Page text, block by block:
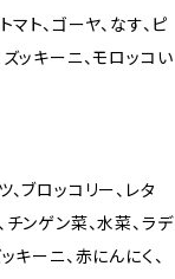
マト、ゴーヤ、なす、ピ
ズッキーニ、モロッコい
ブロッコリー、レタ
チンゲン菜、水菜、ラデ
キーニ、赤にんにく、